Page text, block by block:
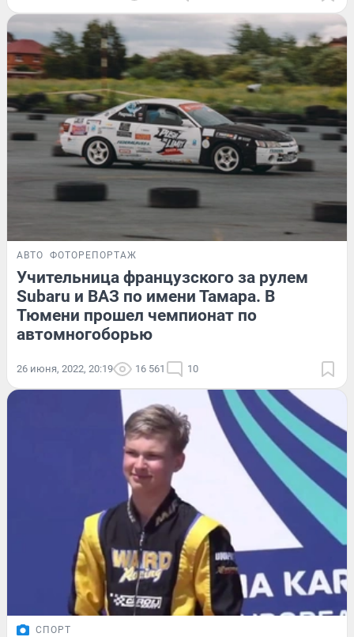
АВТО ФОТОРЕПОРТАЖ
Учительница французского за рулем
Subaru и ВАЗ по имени Тамара. В
Тюмени прошел чемпионат по
автомногоборью
26 июня, 2022, 20:19 16 561 10
СПОРТ